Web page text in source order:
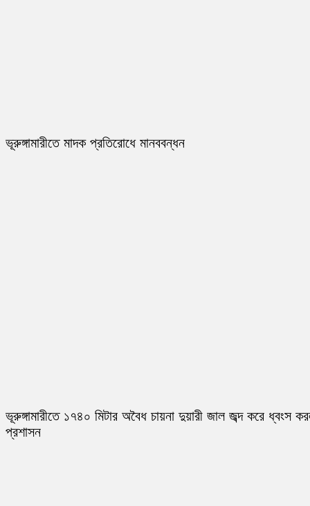
ভূরুঙ্গামারীতে মাদক প্রতিরোধে মানববন্ধন
ভূরুঙ্গামারীতে ১৭৪০ মিটার অবৈধ চায়না দুয়ারী জাল জব্দ করে ধ্বংস
প্রশাসন